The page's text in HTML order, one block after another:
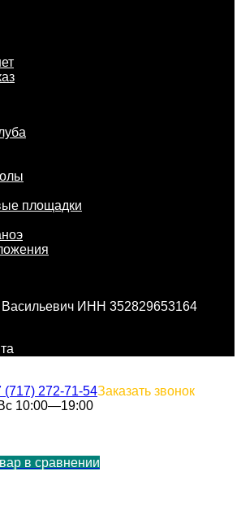
площадки
ИНН 352829653164
(717) 272-71-54Заказать звонок
10:00—19:00
в сравнении